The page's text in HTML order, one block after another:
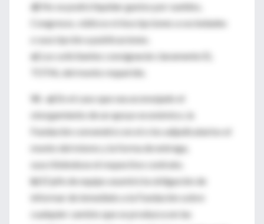
d)No se podrá liquidar gastos por sueldos,
Congresos, viáticos ni inscripciones a sociedades
o suscripción a publicaciones.
e)Los solicitantes consignarán claramente EL
TOTAL del monto requerido.
VI.- a)En el caso que sea aconsejado el
otorgamiento de un apoyo económico, la
Fundación convendrá con el o los adjudicatarios el
monto del mismo y la forma de entrega,
suscribiéndose el respectivo contrato.
b) El jefe de equipo asumirá la obligación de
informar de inmediato a la Fundación sobre
cualquier cambio que se produzca en las